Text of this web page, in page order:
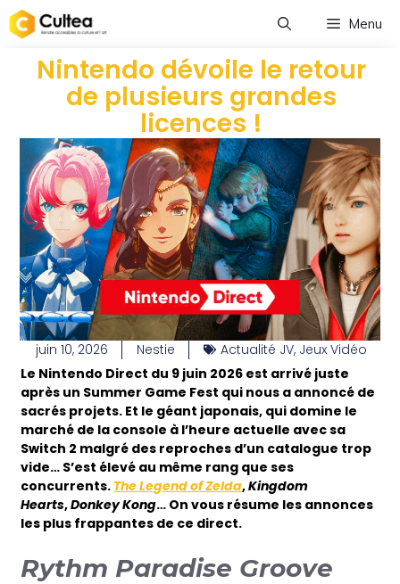
Menu
Nintendo dévoile le retour
de plusieurs grandes
licences !
juin 10, 2026 Nestie Actualité JV, Jeux Vidéo
Le Nintendo Direct du 9 juin 2026 est arrivé juste
après un Summer Game Fest qui nous a annoncé de
sacrés projets. Et le géant japonais, qui domine le
marché de la console à l’heure actuelle avec sa
Switch 2 malgré des reproches d’un catalogue trop
vide… S’est élevé au même rang que ses
concurrents. The Legend of Zelda,Kingdom
Hearts,Donkey Kong… On vous résume les annonces
les plus frappantes de ce direct.
Rythm Paradise Groove